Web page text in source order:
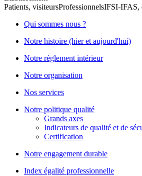
Patients, visiteursProfessionnelsIFSI-IFAS,
Qui sommes nous ?
Notre histoire (hier et aujourd'hui)
Notre réglement intérieur
Notre organisation
Nos services
Notre politique qualité
Grands axes
Indicateurs de qualité et de
Certification
Notre engagement durable
Index égalité professionnelle